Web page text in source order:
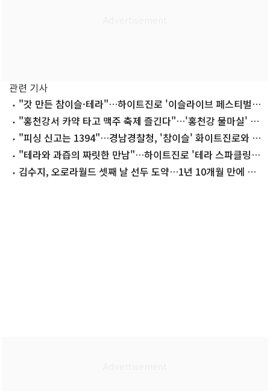
관련 기사
"갓 만든 참이슬·테라"…하이트진로 '이슬라이브 페스티벌'
개최"홍천강서 카약 타고 맥주 축제 즐긴다"…'홍천강 물마실' 7
일 개막
"피싱 신고는 1394"…경남경찰청, '참이슬' 화이트진로와 협
업 "테라와 과즙의 짜릿한 만남"…하이트진로 '테라 스파클링'
출시김수지, 오로라월드 셋째 날 선두 도약…1년 10개월 만에 우